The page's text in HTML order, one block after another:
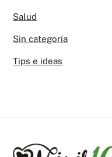
Salud
Sin categoría
Tips e ideas